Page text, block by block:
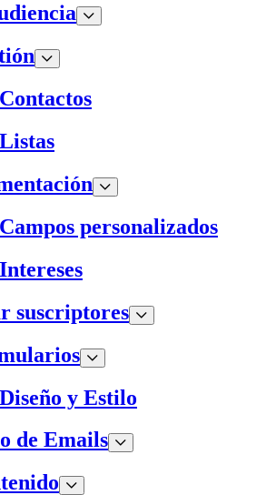
Contactos
Listas
Campos personalizados
Intereses
suscriptores
Diseño y Estilo
de Emails